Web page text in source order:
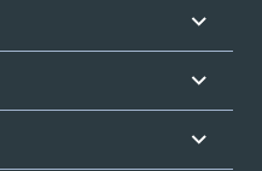
было претензий,
как это могло
Но коробки все